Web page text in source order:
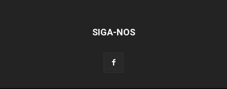
SIGA-NOS